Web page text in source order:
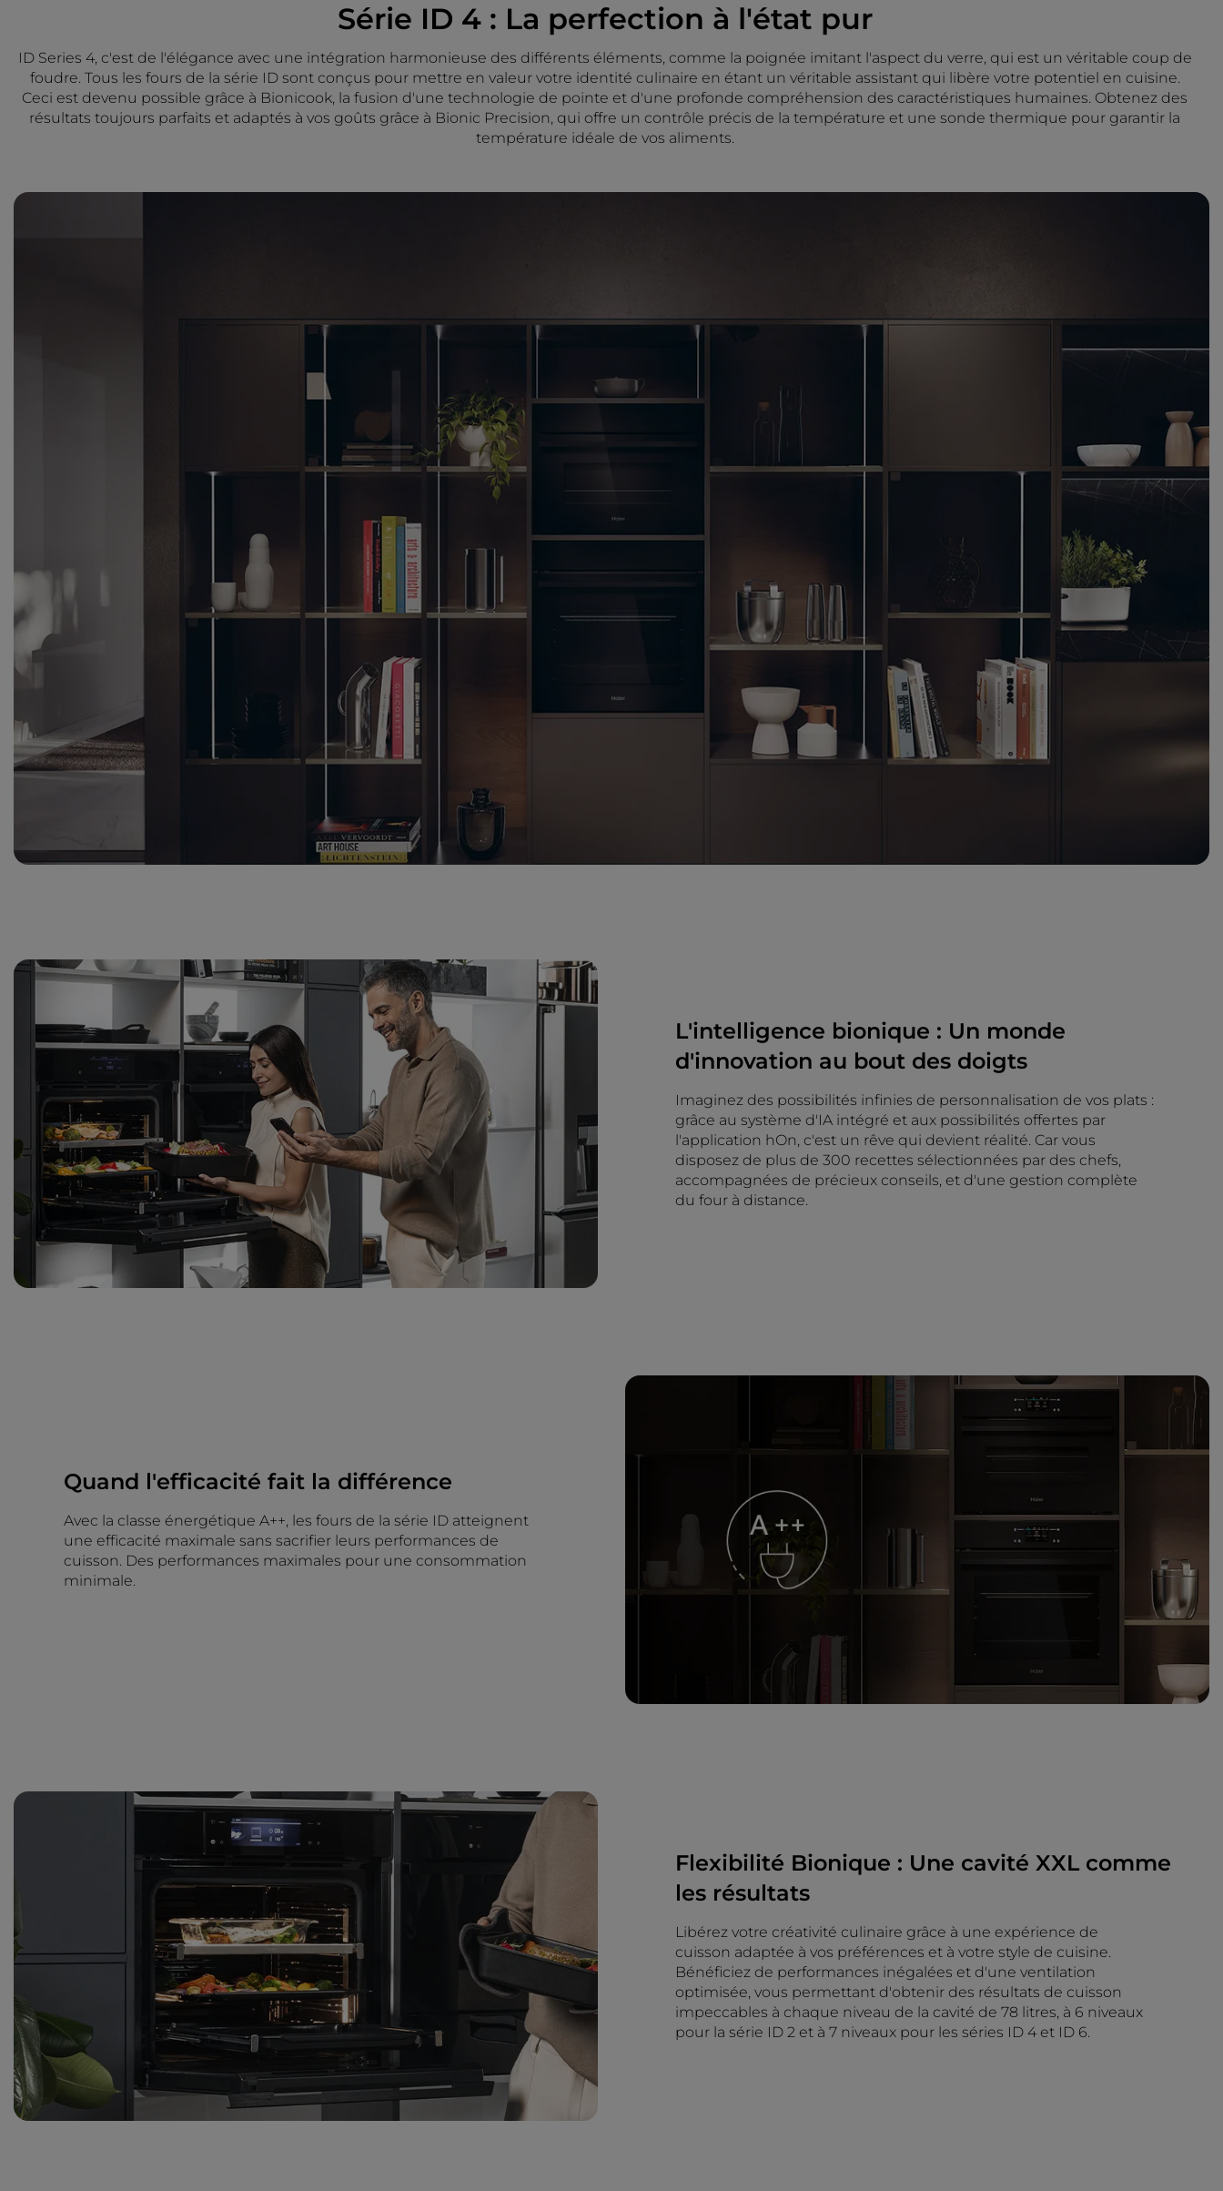
Série ID 4 : La perfection à l'état pur
ID Series 4, c'est de l'élégance avec une intégration harmonieuse des différents éléments, comme la poignée imitant l'aspect du verre, qui est un véritable coup de
foudre. Tous les fours de la série ID sont conçus pour mettre en valeur votre identité culinaire en étant un véritable assistant qui libère votre potentiel en cuisine.
Ceci est devenu possible grâce à Bionicook, la fusion d'une technologie de pointe et d'une profonde compréhension des caractéristiques humaines. Obtenez des
résultats toujours parfaits et adaptés à vos goûts grâce à Bionic Precision, qui offre un contrôle précis de la température et une sonde thermique pour garantir la
température idéale de vos aliments.
L'intelligence bionique : Un monde
d'innovation au bout des doigts
Imaginez des possibilités infinies de personnalisation de vos plats :
grâce au système d'IA intégré et aux possibilités offertes par
l'application hOn, c'est un rêve qui devient réalité. Car vous
disposez de plus de 300 recettes sélectionnées par des chefs,
accompagnées de précieux conseils, et d'une gestion complète
du four à distance.
Quand l'efficacité fait la différence
Avec la classe énergétique A++, les fours de la série ID atteignent
une efficacité maximale sans sacrifier leurs performances de
cuisson. Des performances maximales pour une consommation
minimale.
Flexibilité Bionique : Une cavité XXL comme
les résultats
Libérez votre créativité culinaire grâce à une expérience de
cuisson adaptée à vos préférences et à votre style de cuisine.
Bénéficiez de performances inégalées et d'une ventilation
optimisée, vous permettant d'obtenir des résultats de cuisson
impeccables à chaque niveau de la cavité de 78 litres, à 6 niveaux
pour la série ID 2 et à 7 niveaux pour les séries ID 4 et ID 6.